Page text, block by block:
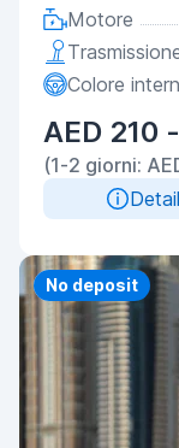
Motore
Colore
AED 210
(1-2 giorni:
Priority
No deposit